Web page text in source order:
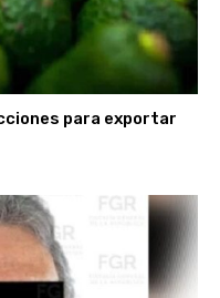
para exportar